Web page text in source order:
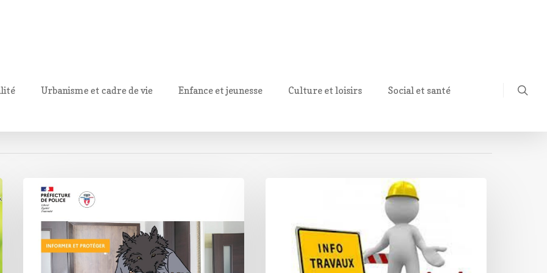
Urbanisme et cadre de vie Enfance et jeunesse Culture et loisirs Social et santé